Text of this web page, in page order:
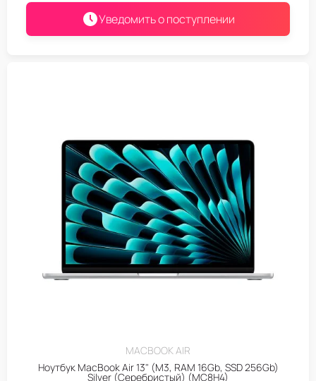
Уведомить о поступлении
MACBOOK AIR
Ноутбук MacBook Air 13" (M3, RAM 16Gb, SSD 256Gb)
Silver (Серебристый) (MC8H4)